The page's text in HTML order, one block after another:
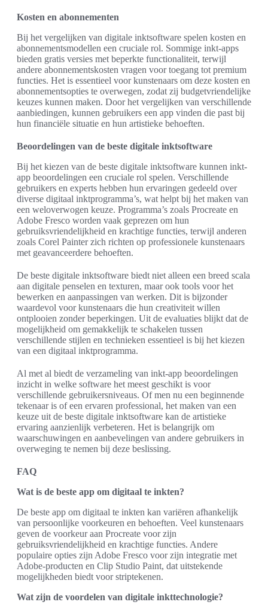
Kosten en abonnementen
Bij het vergelijken van digitale inktsoftware spelen kosten en
abonnementsmodellen een cruciale rol. Sommige inkt-apps
bieden gratis versies met beperkte functionaliteit, terwijl
andere abonnementskosten vragen voor toegang tot premium
functies. Het is essentieel voor kunstenaars om deze kosten en
abonnementsopties te overwegen, zodat zij budgetvriendelijke
keuzes kunnen maken. Door het vergelijken van verschillende
aanbiedingen, kunnen gebruikers een app vinden die past bij
hun financiële situatie en hun artistieke behoeften.
Beoordelingen van de beste digitale inktsoftware
Bij het kiezen van de beste digitale inktsoftware kunnen inkt-
app beoordelingen een cruciale rol spelen. Verschillende
gebruikers en experts hebben hun ervaringen gedeeld over
diverse digitaal inktprogramma’s, wat helpt bij het maken van
een weloverwogen keuze. Programma’s zoals Procreate en
Adobe Fresco worden vaak geprezen om hun
gebruiksvriendelijkheid en krachtige functies, terwijl anderen
zoals Corel Painter zich richten op professionele kunstenaars
met geavanceerdere behoeften.
De beste digitale inktsoftware biedt niet alleen een breed scala
aan digitale penselen en texturen, maar ook tools voor het
bewerken en aanpassingen van werken. Dit is bijzonder
waardevol voor kunstenaars die hun creativiteit willen
ontplooien zonder beperkingen. Uit de evaluaties blijkt dat de
mogelijkheid om gemakkelijk te schakelen tussen
verschillende stijlen en technieken essentieel is bij het kiezen
van een digitaal inktprogramma.
Al met al biedt de verzameling van inkt-app beoordelingen
inzicht in welke software het meest geschikt is voor
verschillende gebruikersniveaus. Of men nu een beginnende
tekenaar is of een ervaren professional, het maken van een
keuze uit de beste digitale inktsoftware kan de artistieke
ervaring aanzienlijk verbeteren. Het is belangrijk om
waarschuwingen en aanbevelingen van andere gebruikers in
overweging te nemen bij deze beslissing.
FAQ
Wat is de beste app om digitaal te inkten?
De beste app om digitaal te inkten kan variëren afhankelijk
van persoonlijke voorkeuren en behoeften. Veel kunstenaars
geven de voorkeur aan Procreate voor zijn
gebruiksvriendelijkheid en krachtige functies. Andere
populaire opties zijn Adobe Fresco voor zijn integratie met
Adobe-producten en Clip Studio Paint, dat uitstekende
mogelijkheden biedt voor striptekenen.
Wat zijn de voordelen van digitale inkttechnologie?